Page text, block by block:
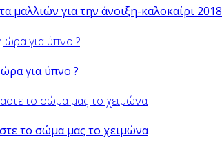
μαλλιών για την άνοιξη-καλοκαίρι
για ύπνο ?
το σώμα μας το χειμώνα